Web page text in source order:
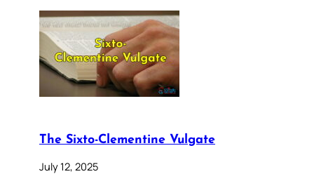
The Sixto-Clementine Vulgate
July 12, 2025